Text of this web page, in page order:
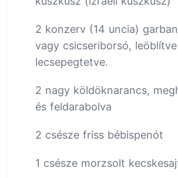
2 konzerv (14 uncia)
vagy csicseriborsó,
lecsepegtetve.
2 nagy köldöknarancs,
és feldarabolva
2 csésze friss bébispenót
1 csésze morzsolt